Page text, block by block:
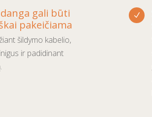
gali būti
pakeičiama
šildymo kabelio,
ir padidinant
N